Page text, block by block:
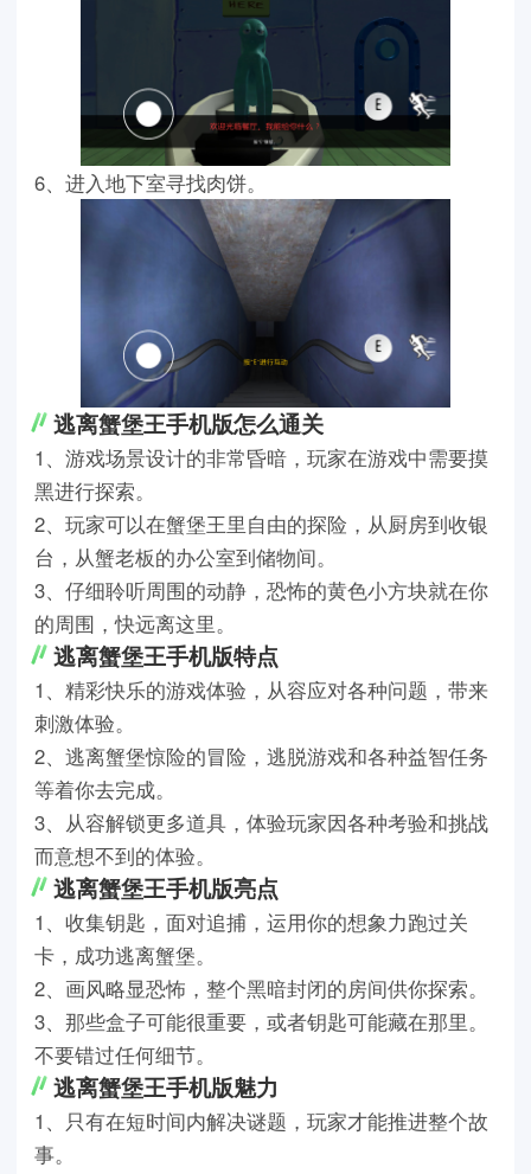
6、进入地下室寻找肉饼。
逃离蟹堡王手机版怎么通关
1、游戏场景设计的非常昏暗，玩家在游戏中需要摸
黑进行探索。
2、玩家可以在蟹堡王里自由的探险，从厨房到收银
台，从蟹老板的办公室到储物间。
3、仔细聆听周围的动静，恐怖的黄色小方块就在你
的周围，快远离这里。
逃离蟹堡王手机版特点
1、精彩快乐的游戏体验，从容应对各种问题，带来
刺激体验。
2、逃离蟹堡惊险的冒险，逃脱游戏和各种益智任务
等着你去完成。
3、从容解锁更多道具，体验玩家因各种考验和挑战
而意想不到的体验。
逃离蟹堡王手机版亮点
1、收集钥匙，面对追捕，运用你的想象力跑过关
卡，成功逃离蟹堡。
2、画风略显恐怖，整个黑暗封闭的房间供你探索。
3、那些盒子可能很重要，或者钥匙可能藏在那里。
不要错过任何细节。
逃离蟹堡王手机版魅力
1、只有在短时间内解决谜题，玩家才能推进整个故
事。